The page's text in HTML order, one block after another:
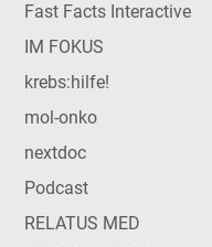
Fast Facts Interactive
IM FOKUS
krebs:hilfe!
mol-onko
nextdoc
Podcast
RELATUS MED